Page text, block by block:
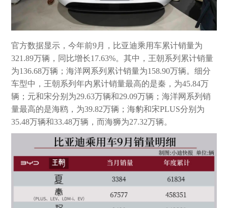
官方数据显示，今年前9月，比亚迪乘用车累计销量为
321.89万辆，同比增长17.63%。其中，王朝系列累计销量
为136.68万辆；海洋网系列累计销量为158.90万辆。细分
车型中，王朝系列年内累计销量最高的是秦，为45.84万
辆；元和宋分别为29.63万辆和29.09万辆；海洋网系列销
量最高的是海鸥，为39.82万辆；海豹和宋PLUS分别为
35.48万辆和33.48万辆，而海狮为27.32万辆。